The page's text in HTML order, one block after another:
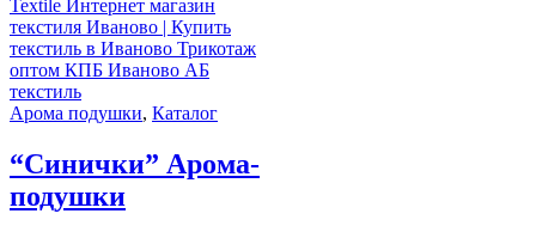
Арома подушки, Каталог
“Синички” Арома-
подушки